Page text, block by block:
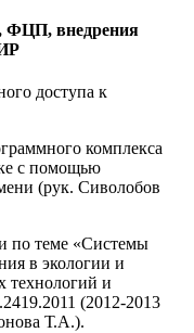
ФЦП, внедрения
доступа к
комплекса
с помощью
(рук. Сиволобов
по теме «Системы
в экологии и
технологий и
(2012-2013
Т.А.).